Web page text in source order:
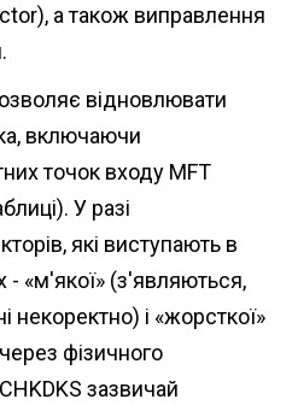
а також виправлення
відновлювати
включаючи
точок входу MFT
У разі
які виступають в
«м'якої» (з'являються,
некоректно) і «жорсткої»
фізичного
зазвичай